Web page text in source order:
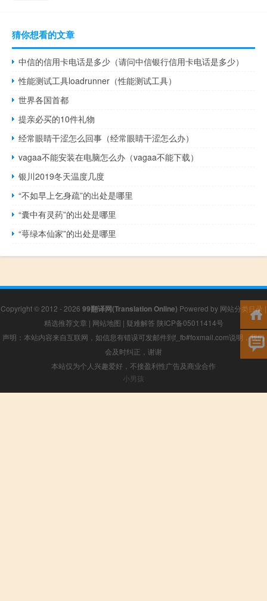
猜你想看的文章
中信的信用卡电话是多少（请问中信银行信用卡电话是多少）
性能测试工具loadrunner（性能测试工具）
世界各国首都
提亲必买的10件礼物
经常眼睛干涩怎么回事（经常眼睛干涩怎么办）
vagaa不能安装在电脑怎么办（vagaa不能下载）
银川2019冬天温度几度
“不如早上乞身疏”的出处是哪里
“囊中有灵药”的出处是哪里
“萼绿本仙家”的出处是哪里
Copyright © 2012 - 2026 99翻译网(Translation Online) Powered by 网站分类目录 |
精选推荐文章 | 网站地图 | 疑难解答 陕ICP备05011414号
声明：本站内容来自互联网，如信息有错误可发邮件到f_fb#foxmail.com说明，我们
会及时纠正，谢谢
本站仅为个人兴趣爱好，不接盈利性广告及商业合作
小男孩